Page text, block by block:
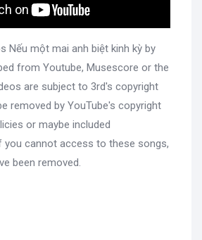
Nếu một mai anh biệt kinh kỳ by
from Youtube, Musescore or the
are subject to 3rd's copyright
removed by YouTube's copyright
or maybe included
you cannot access to these songs,
been removed.